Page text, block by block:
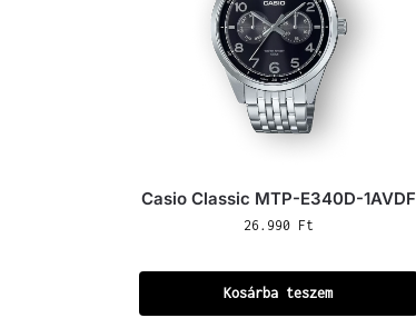
Casio Classic MTP-E340D-1AVDF
26.990 Ft
Kosárba teszem